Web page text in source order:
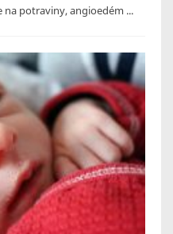
na potraviny, angioedém ...